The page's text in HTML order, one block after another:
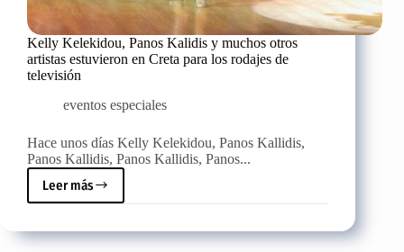
Kelly Kelekidou, Panos Kalidis y muchos otros
artistas estuvieron en Creta para los rodajes de
televisión
eventos especiales
Hace unos días Kelly Kelekidou, Panos Kallidis,
Panos Kallidis, Panos Kallidis, Panos...
Leer más
Kelly
Kelekidou,
Kalidis